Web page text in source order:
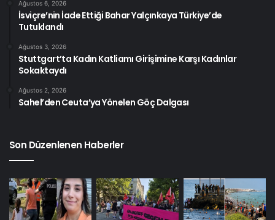
Ağustos 6, 2026
İsviçre’nin İade Ettiği Bahar Yalçınkaya Türkiye’de
Tutuklandı
Ağustos 3, 2026
Stuttgart’ta Kadın Katliamı Girişimine Karşı Kadınlar
Sokaktaydı
Ağustos 2, 2026
Sahel’den Ceuta’ya Yönelen Göç Dalgası
Son Düzenlenen Haberler